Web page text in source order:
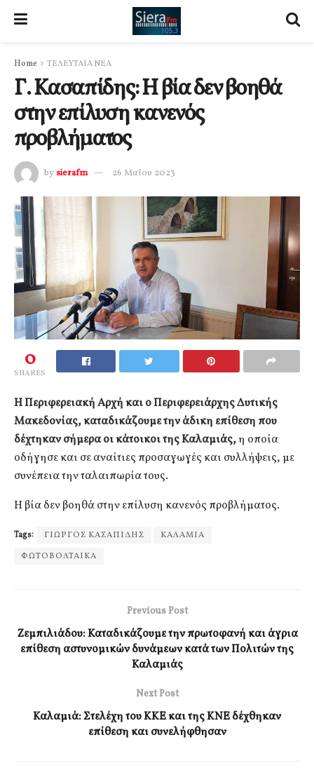
Home ΤΕΛΕΥΤΑΙΑ ΝΕΑ
Γ. Κασαπίδης: Η βία δεν βοηθά
στην επίλυση κανενός
προβλήματος
by sierafm 26 Μαΐου 2023
0
SHARES
Η Περιφερειακή Αρχή και ο Περιφερειάρχης Δυτικής
Μακεδονίας, καταδικάζουμε την άδικη επίθεση που
δέχτηκαν σήμερα οι κάτοικοι της Καλαμιάς,η οποία
οδήγησε και σε αναίτιες προσαγωγές και συλλήψεις, με
συνέπεια την ταλαιπωρία τους.
Η βία δεν βοηθά στην επίλυση κανενός προβλήματος.
Tags: ΓΙΩΡΓΟΣ ΚΑΣΑΠΙΔΗΣ
ΚΑΛΑΜΙΑ
ΦΩΤΟΒΟΛΤΑΙΚΑ
Previous Post
Ζεμπιλιάδου: Καταδικάζουμε την πρωτοφανή και άγρια
επίθεση αστυνομικών δυνάμεων κατά των Πολιτών της
Καλαμιάς
Next Post
Καλαμιά: Στελέχη του ΚΚΕ και της ΚΝΕ δέχθηκαν
επίθεση και συνελήφθησαν